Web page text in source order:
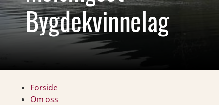
Bygdekvinnelag
Forside
Om oss